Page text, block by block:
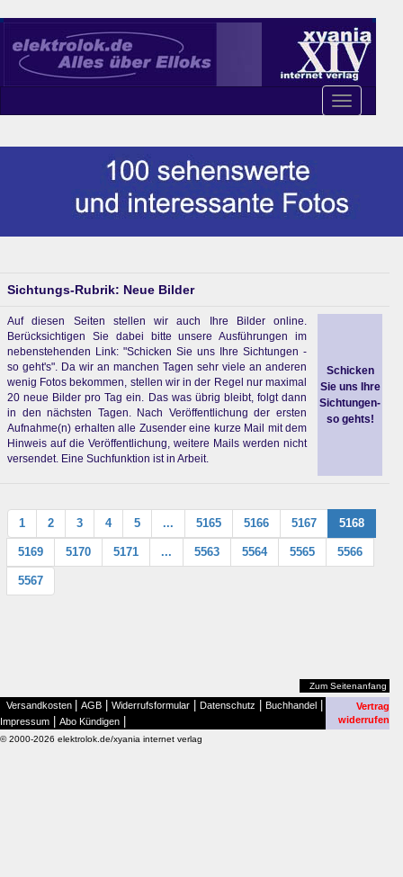
Toggle
navigation
Sichtungs-Rubrik: Neue Bilder
Auf diesen Seiten stellen wir auch Ihre Bilder online.
Berücksichtigen Sie dabei bitte unsere Ausführungen im
nebenstehenden Link: "Schicken Sie uns Ihre Sichtungen -
so geht's". Da wir an manchen Tagen sehr viele an anderen
wenig Fotos bekommen, stellen wir in der Regel nur maximal
20 neue Bilder pro Tag ein. Das was übrig bleibt, folgt dann
in den nächsten Tagen. Nach Veröffentlichung der ersten
Aufnahme(n) erhalten alle Zusender eine kurze Mail mit dem
Hinweis auf die Veröffentlichung, weitere Mails werden nicht
versendet. Eine Suchfunktion ist in Arbeit.
Schicken
Sie uns Ihre
Sichtungen-
so gehts!
1 2 3 4 5 ... 5165 5166 5167 5168
5169 5170 5171 ... 5563 5564 5565 5566
5567
Zum Seitenanfang
Versandkosten AGB Widerrufsformular Datenschutz Buchhandel
Impressum Abo Kündigen
Vertrag
widerrufen
© 2000-2026 elektrolok.de/xyania internet verlag